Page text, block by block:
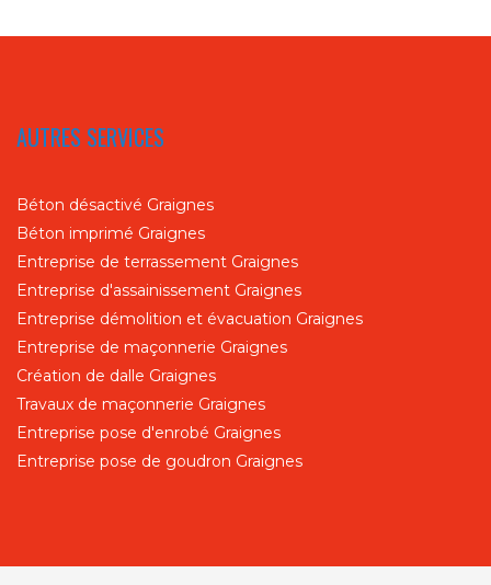
AUTRES SERVICES
Béton désactivé Graignes
Béton imprimé Graignes
Entreprise de terrassement Graignes
Entreprise d'assainissement Graignes
Entreprise démolition et évacuation Graignes
Entreprise de maçonnerie Graignes
Création de dalle Graignes
Travaux de maçonnerie Graignes
Entreprise pose d'enrobé Graignes
Entreprise pose de goudron Graignes